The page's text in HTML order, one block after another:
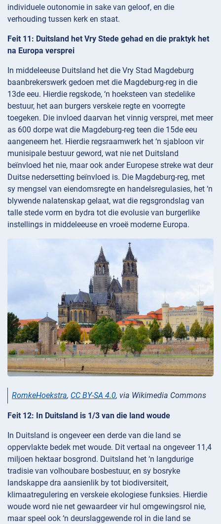
individuele outonomie in sake van geloof, en die
verhouding tussen kerk en staat.
Feit 11: Duitsland het Vry Stede gehad en die praktyk het
na Europa versprei
In middeleeuse Duitsland het die Vry Stad Magdeburg
baanbrekerswerk gedoen met die Magdeburg-reg in die
13de eeu. Hierdie regskode, ‘n hoeksteen van stedelike
bestuur, het aan burgers verskeie regte en voorregte
toegeken. Die invloed daarvan het vinnig versprei, met meer
as 600 dorpe wat die Magdeburg-reg teen die 15de eeu
aangeneem het. Hierdie regsraamwerk het ‘n sjabloon vir
munisipale bestuur geword, wat nie net Duitsland
beïnvloed het nie, maar ook ander Europese streke wat deur
Duitse nedersetting beïnvloed is. Die Magdeburg-reg, met
sy mengsel van eiendomsregte en handelsregulasies, het ‘n
blywende nalatenskap gelaat, wat die regsgrondslag van
talle stede vorm en bydra tot die evolusie van burgerlike
instellings in middeleeuse en vroeë moderne Europa.
RomkeHoekstra, CC BY-SA 4.0, via Wikimedia Commons
Feit 12: In Duitsland is 1/3 van die land woude
In Duitsland is ongeveer een derde van die land se
oppervlakte bedek met woude. Dit vertaal na ongeveer 11,4
miljoen hektaar bosgrond. Duitsland het ‘n langdurige
tradisie van volhoubare bosbestuur, en sy bosryke
landskappe dra aansienlik by tot biodiversiteit,
klimaatregulering en verskeie ekologiese funksies. Hierdie
woude word nie net gewaardeer vir hul omgewingsrol nie,
maar speel ook ‘n deurslaggewende rol in die land se